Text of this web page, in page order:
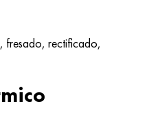
fresado, rectificado,